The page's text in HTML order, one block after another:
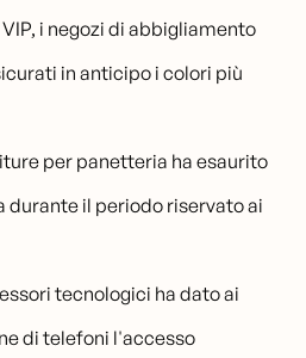
i negozi di abbigliamento
in anticipo i colori più
per panetteria ha esaurito
durante il periodo riservato ai
tecnologici ha dato ai
di telefoni l'accesso